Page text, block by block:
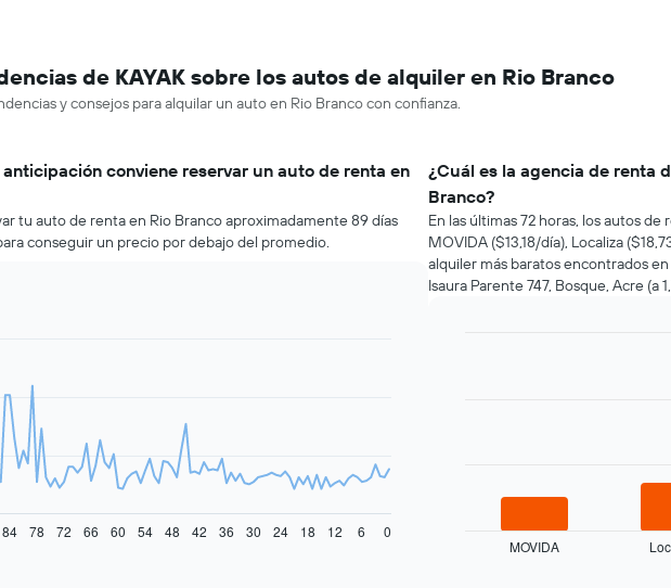
de KAYAK sobre los autos de alquiler en Rio Branco
y consejos para alquilar un auto en Rio Branco con confianza.
conviene reservar un auto de renta en
tu auto de renta en Rio Branco aproximadamente 89 días
conseguir un precio por debajo del promedio.
60 30 0
84 78 72 66 54 48 42 36 24 18 12 6
¿Cuál es la agencia de renta
Branco?
En las últimas 72 horas, los autos
MOVIDA ($13,18/día), Localiza
alquiler más baratos encontrados
Isaura Parente 747, Bosque, Acre (a
muestra
MOVIDA